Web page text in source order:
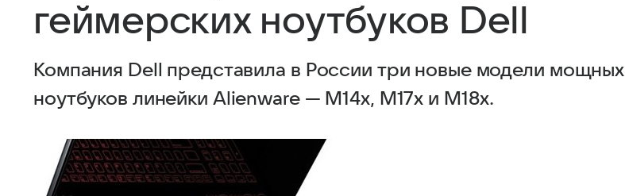
геймерских ноутбуков Dell
Компания Dell представила в России три новые модели мощных
ноутбуков линейки Alienware — M14x, M17x и M18x.